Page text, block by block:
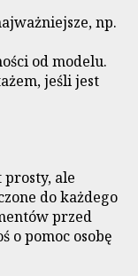
np.
od modelu.
jeśli jest
prosty, ale
do każdego
przed
o pomoc osobę